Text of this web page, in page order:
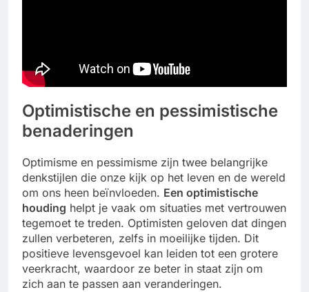
Optimistische en pessimistische
benaderingen
Optimisme en pessimisme zijn twee belangrijke
denkstijlen die onze kijk op het leven en de wereld
om ons heen beïnvloeden. Een optimistische
houding helpt je vaak om situaties met vertrouwen
tegemoet te treden. Optimisten geloven dat dingen
zullen verbeteren, zelfs in moeilijke tijden. Dit
positieve levensgevoel kan leiden tot een grotere
veerkracht, waardoor ze beter in staat zijn om
zich aan te passen aan veranderingen.